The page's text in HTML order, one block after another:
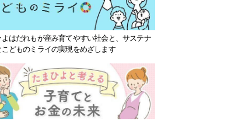
はだれもが産み育てやすい社会と、サステナ
どものミライの実現をめざします